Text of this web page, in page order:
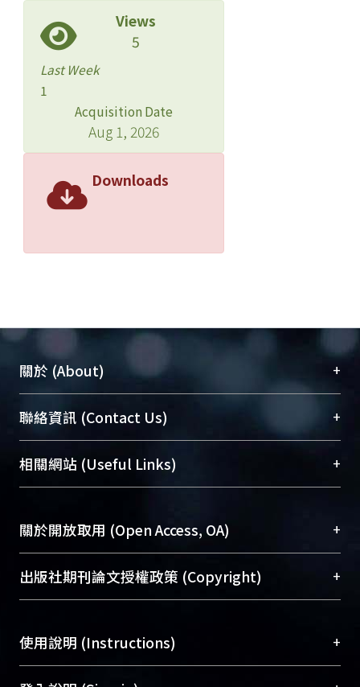
Views
5
Last Week
1
Acquisition Date
Aug 1, 2026
Downloads
關於 (About) +
臺大位居世界頂尖大學之列，為永久珍藏及向國際
展現本校豐碩的研究成果及學術能量，圖書館整合
機構典藏（NTUR）與學術庫（AH）不同功能平
台，成為臺大學術典藏NTU scholars。期能整合研
成果。
To permanently archive and promote researcher
profiles and scholarly works, Library integrates the
services of “NTU Repository” with “Academic
聯絡資訊 (Contact Us) +
總館學科館員(Main Library)
醫學圖書館學科館員(Medical Library)
Sciences Library)
相關網站 (Useful Links) +
關於開放取用 (Open Access, OA) +
開放取用是從使用者角度提升資訊取用性的社會運
動，應用在學術研究上是透過將研究著作公開供使
用逐年攀升。同時可加速研究發展、提升研究影響
Archive）平台。 （點選深入了解OA）
出版社期刊論文授權政策 (Copyright) +
含部分內容的版權非匯入者所有，或由第三方贊
助與合作完成，請確認該版權所有者及第三方同
使用說明 (Instructions) +